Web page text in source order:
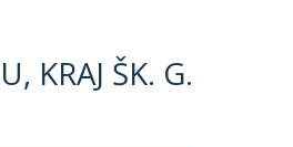
KRAJ ŠK. G.